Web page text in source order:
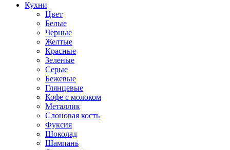
Кухни
Цвет
Белые
Черные
Желтые
Красные
Зеленые
Серые
Бежевые
Глянцевые
Кофе с молоком
Металлик
Слоновая кость
Фуксия
Шоколад
Шампань